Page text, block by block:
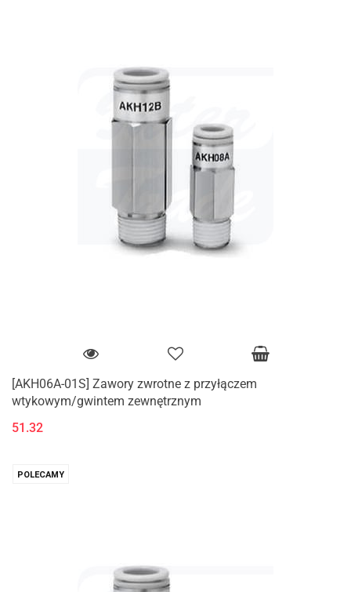
[AKH06A-01S] Zawory zwrotne z przyłączem
wtykowym/gwintem zewnętrznym
51.32
POLECAMY